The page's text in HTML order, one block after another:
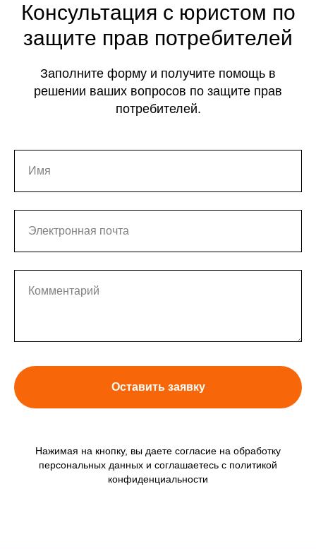
Консультация с юристом по
защите прав потребителей
Заполните форму и получите помощь в
решении ваших вопросов по защите прав
потребителей.
Имя
Электронная почта
Комментарий
Оставить заявку
Нажимая на кнопку, вы даете согласие на обработку
персональных данных и соглашаетесь c политикой
конфиденциальности